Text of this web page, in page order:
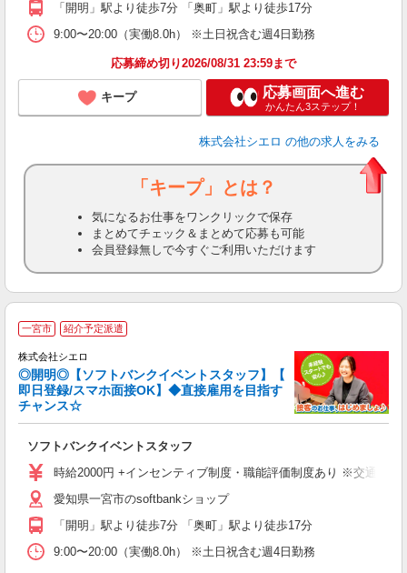
「開明」駅より徒歩7分 「奥町」駅より徒歩17分
9:00〜20:00（実働8.0h） ※土日祝含む週4日勤務
応募締め切り2026/08/31 23:59まで
キープ 応募画面へ進む
かんたん3ステップ！
株式会社シエロ の他の求人をみる
「キープ」とは？
気になるお仕事をワンクリックで保存
まとめてチェック＆まとめて応募も可能
会員登録無しで今すぐご利用いただけます
一宮市 紹介予定派遣
株式会社シエロ
◎開明◎【ソフトバンクイベントスタッフ】【
即日登録/スマホ面接OK】◆直接雇用を目指す
チャンス☆
ソフトバンクイベントスタッフ
時給2000円 +インセンティブ制度・職能評価制度あり ※交通費
愛知県一宮市のsoftbankショップ
「開明」駅より徒歩7分 「奥町」駅より徒歩17分
9:00〜20:00（実働8.0h） ※土日祝含む週4日勤務